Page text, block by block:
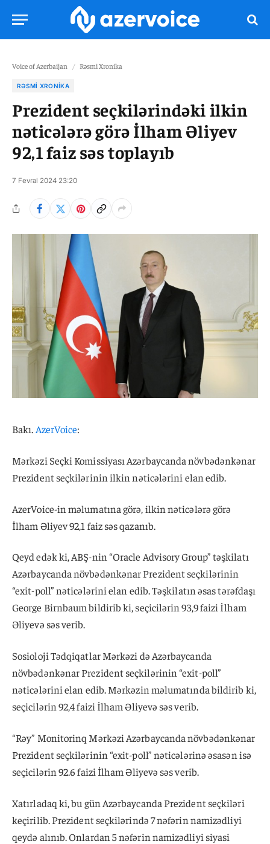
Voice of Azerbaijan / Rəsmi Xronika
RƏSMI XRONIKA
Prezident seçkilərindəki ilkin
nəticələrə görə İlham Əliyev
92,1 faiz səs toplayıb
7 Fevral 2024 23:20
Bakı. AzerVoice:
Mərkəzi Seçki Komissiyası Azərbaycanda növbədənkənar
Prezident seçkilərinin ilkin nəticələrini elan edib.
AzerVoice-in məlumatına görə, ilkin nəticələrə görə
İlham Əliyev 92,1 faiz səs qazanıb.
Qeyd edək ki, ABŞ-nin “Oracle Advisory Group” təşkilatı
Azərbaycanda növbədənkənar Prezident seçkilərinin
“exit-poll” nəticələrini elan edib. Təşkilatın əsas tərəfdaşı
George Birnbaum bildirib ki, seçicilərin 93,9 faizi İlham
Əliyevə səs verib.
Sosioloji Tədqiqatlar Mərkəzi də Azərbaycanda
növbədənkənar Prezident seçkilərinin “exit-poll”
nəticələrini elan edib. Mərkəzin məlumatında bildirib ki,
seçicilərin 92,4 faizi İlham Əliyevə səs verib.
“Rəy” Monitorinq Mərkəzi Azərbaycanda növbədənkənar
Prezident seçkilərinin “exit-poll” nəticələrinə əsasən isə
seçicilərin 92.6 faizi İlham Əliyevə səs verib.
Xatırladaq ki, bu gün Azərbaycanda Prezident seçkiləri
keçirilib. Prezident seçkilərində 7 nəfərin namizədliyi
qeydə alınıb. Onlardan 5 nəfərin namizədliyi siyasi